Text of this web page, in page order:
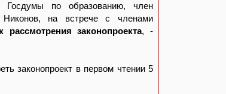
Госдумы по образованию, член
на встрече с членами
законопроекта, -
законопроект в первом чтении 5